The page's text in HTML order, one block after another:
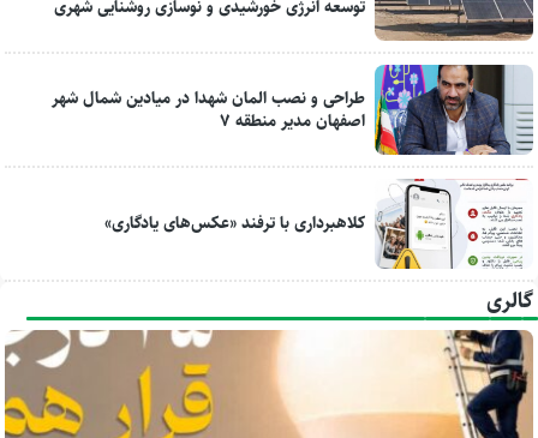
توسعه انرژی خورشیدی و نوسازی روشنایی شهری
طراحی و نصب المان شهدا در میادین شمال شهر
اصفهان مدیر منطقه ۷
کلاهبرداری با ترفند «عکس‌های یادگاری»
گالری